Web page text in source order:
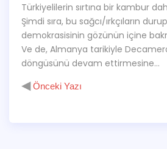
Türkiyelilerin sırtına bir kambur
Şimdi sıra, bu sağcı/ırkçıların
demokrasisinin gözünün içine
Ve de, Almanya tarikiyle
döngüsünü devam ettirmesine…
◀ Önceki Yazı